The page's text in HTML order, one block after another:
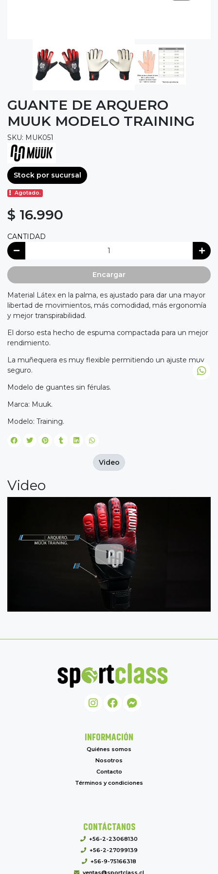
GUANTE DE ARQUERO
MUUK MODELO TRAINING
SKU: MUK051
Stock por sucursal
Agotado.
$ 16.990
CANTIDAD
Encargar
Material Látex en la palma, es ajustado para dar una mayor
libertad de movimientos, más comodidad, más ergonomía
y mejor transpirabilidad.
El dorso esta hecho de espuma compactada para un mejor
rendimiento.
La muñequera es muy flexible permitiendo un ajuste muy
seguro.
Modelo de guantes sin férulas.
Marca: Muuk.
Modelo: Training.
Video
Video
INFORMACIÓN
Quiénes somos
Nosotros
Contacto
Términos y condiciones
CONTÁCTANOS
+56-2-23068130
+56-2-27099139
+56-9-75166318
ventas@sportclass.cl